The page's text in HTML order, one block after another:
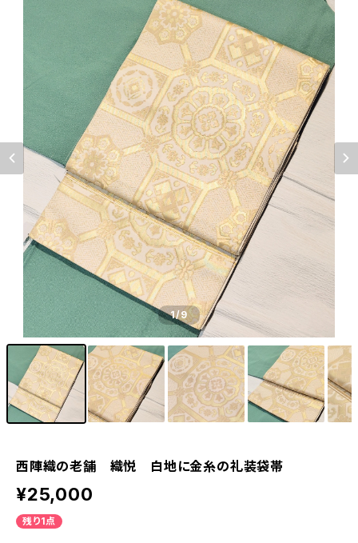
1/9
西陣織の老舗 織悦 白地に金糸の礼装袋帯
¥25,000
残り1点